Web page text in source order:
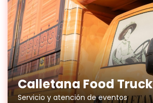
Calletana Food Truck
Servicio y atención de eventos